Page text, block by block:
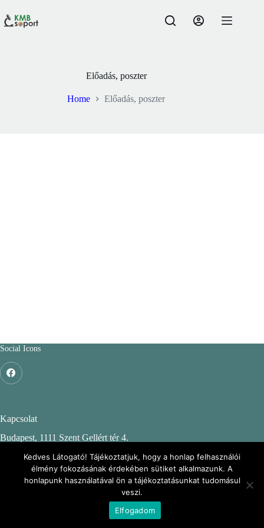
content
Előadás, poszter
Home Előadás, poszter
Social Icons
Kapcsolat
Budapest, 1111 Szent Gellért tér 4.
Budapesti Műszaki és Gazdaságtudományi Egyetem
CH. épület, 2. emelet 244.
KÖRINFO: Környezeti Információs portál
Copyright © 2026 - BME KMB Csoport
Kedves Látogató! Tájékoztatjuk, hogy a honlap felhasználói
élmény fokozásának érdekében sütiket alkalmazunk. A
honlapunk használatával ön a tájékoztatásunkat tudomásul
veszi.
Elfogadom